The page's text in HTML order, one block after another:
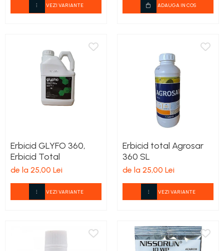
VEZI VARIANTE ADAUGA IN COS
Erbicid GLYFO 360,
Erbicid Total
de la 25,00 Lei
VEZI VARIANTE
Erbicid total Agrosar
360 SL
de la 25,00 Lei
VEZI VARIANTE